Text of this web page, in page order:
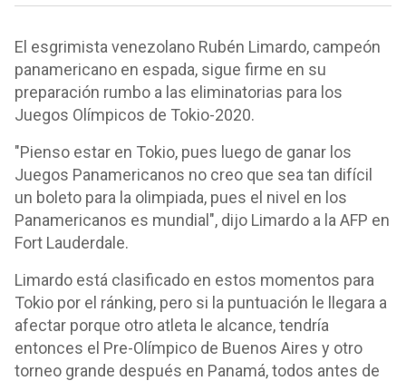
El esgrimista venezolano Rubén Limardo, campeón
panamericano en espada, sigue firme en su
preparación rumbo a las eliminatorias para los
Juegos Olímpicos de Tokio-2020.
"Pienso estar en Tokio, pues luego de ganar los
Juegos Panamericanos no creo que sea tan difícil
un boleto para la olimpiada, pues el nivel en los
Panamericanos es mundial", dijo Limardo a la AFP en
Fort Lauderdale.
Limardo está clasificado en estos momentos para
Tokio por el ránking, pero si la puntuación le llegara a
afectar porque otro atleta le alcance, tendría
entonces el Pre-Olímpico de Buenos Aires y otro
torneo grande después en Panamá, todos antes de